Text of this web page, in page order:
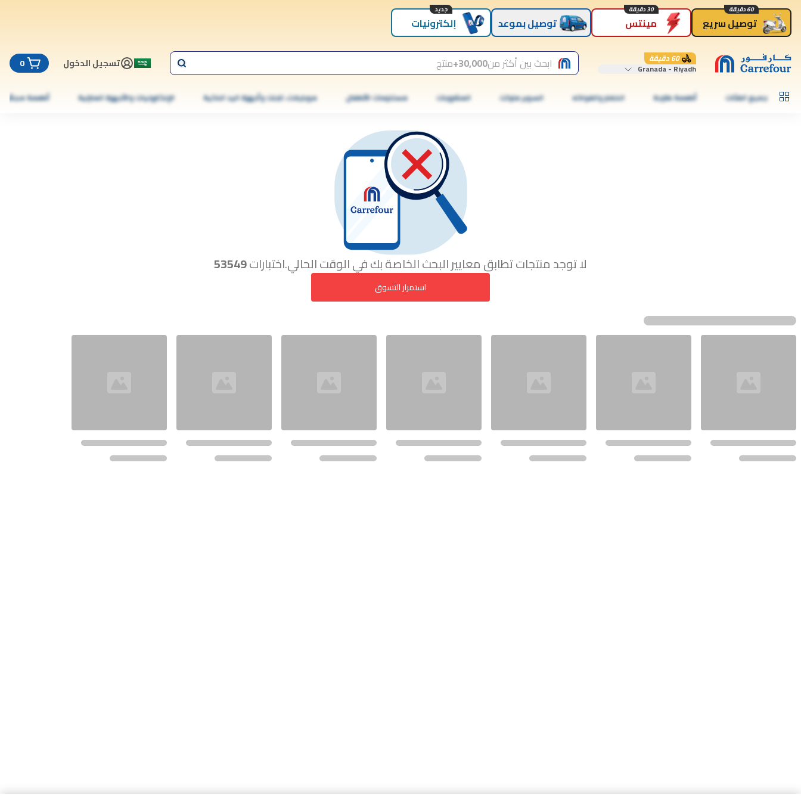
توصيل سريع
60 دقيقة
مينتس
30 دقيقة
توصيل بموعد إلكترونيات
جديد
60 دقيقة
Granada - Riyadh ابحث بين أكثر من30,000+ منتج تسجيل الدخول 0
جميع الفئات أطعمة طازجة الخضار والفواكه السوبر ماركت المشروبات مستلزمات الأطفال موبايلات، تابلت وأجهزة اليد الذكية الإلكترونيات والأجهزة المنزلية أطعمة مجمّدة
لا توجد منتجات تطابق معايير البحث الخاصة بك في الوقت الحالي.اختبارات53549
استمرار التسوق